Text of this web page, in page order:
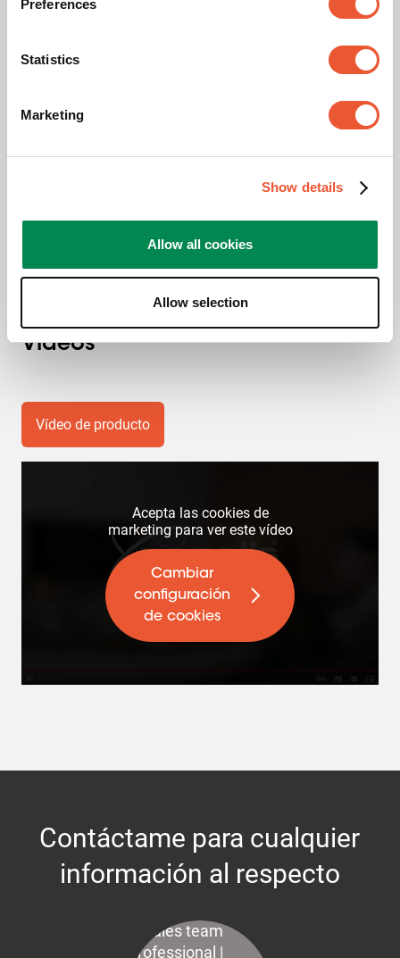
Preferences
Statistics
Marketing
Show details
Allow all cookies
Allow selection
Folleto de producto
Vídeos
Vídeo de producto
Acepta las cookies de
marketing para ver este vídeo
Cambiar
configuración
de cookies
Contáctame para cualquier
información al respecto